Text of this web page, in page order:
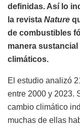
definidas. Así lo
la revista Nature
de combustibles
manera
climáticos.
El estudio analizó
entre 2000 y 2023.
cambio climático
muchas de ellas